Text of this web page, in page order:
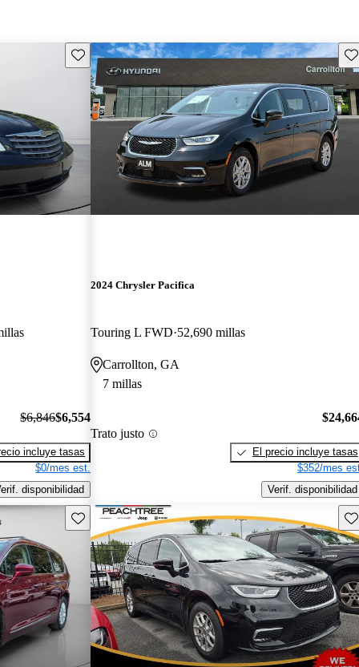
Guarda este Aviso
$6,846$6,554
incluye tasas
$0/mes est.
disponibilidad
2024 Chrysler Pacifica
Touring L FWD 52,690 millas
Carrollton, GA
7 millas
Trato justo
El precio incluye tasas
$352/mes
Verif. disponibilidad
Guarda este Aviso